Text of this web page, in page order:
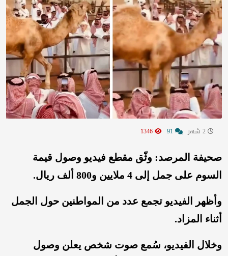
صحيفة المرصد: وثّق مقطع فيديو وصول قيمة
السوم على جمل إلى 4 ملايين و800 ألف ريال.
وأظهر الفيديو تجمع عدد من المواطنين حول الجمل
أثناء المزاد.
وخلال الفيديو، سُمع صوت شخص يعلن وصول